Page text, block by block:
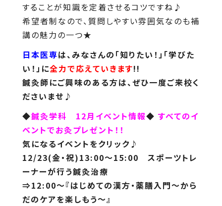
することが知識を定着させるコツですね♪
希望者制なので、質問しやすい雰囲気なのも補
講の魅力の一つ★
日本医専は、みなさんの「知りたい！」「学びた
い！」に全力で応えていきます!!
鍼灸師にご興味のある方は、ぜひ一度ご来校く
ださいませ♪
◆鍼灸学科 12月イベント情報◆ すべてのイ
ベントでお灸プレゼント！！
気になるイベントをクリック♪
12/23(金・祝)13:00～15:00 スポーツトレ
ーナーが行う鍼灸治療
⇒12:00～『はじめての漢方・薬膳入門～から
だのケアを楽しもう～』